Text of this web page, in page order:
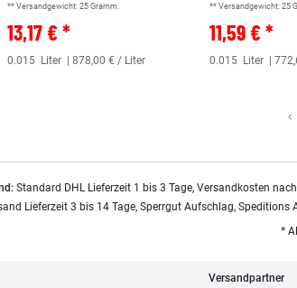
** Versandgewicht: 25 Gramm.
13,17 € *
0.015 Liter | 878,00 € / Liter
** Versandgewicht: 25
11,59 € *
0.015 Liter |
Standard DHL Lieferzeit 1 bis 3 Tage, Versandkosten
Lieferzeit 3 bis 14 Tage, Sperrgut Aufschlag,
*
Versandpartner